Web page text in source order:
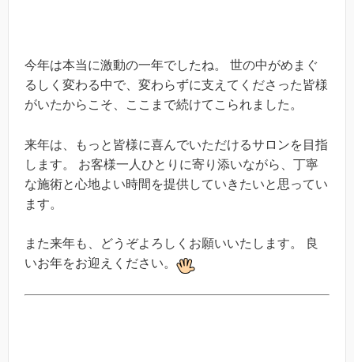
今年は本当に激動の一年でしたね。 世の中がめまぐ
るしく変わる中で、変わらずに支えてくださった皆様
がいたからこそ、ここまで続けてこられました。
来年は、もっと皆様に喜んでいただけるサロンを目指
します。 お客様一人ひとりに寄り添いながら、丁寧
な施術と心地よい時間を提供していきたいと思ってい
ます。
また来年も、どうぞよろしくお願いいたします。 良
いお年をお迎えください。